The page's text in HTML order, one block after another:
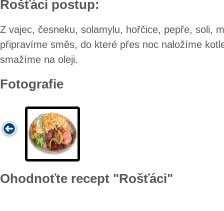
Rošťáci postup:
Z vajec, česneku, solamylu, hořčice, pepře, soli,
připravíme směs, do které přes noc naložíme
smažíme na oleji.
Fotografie
Ohodnoťte recept "Rošťáci"